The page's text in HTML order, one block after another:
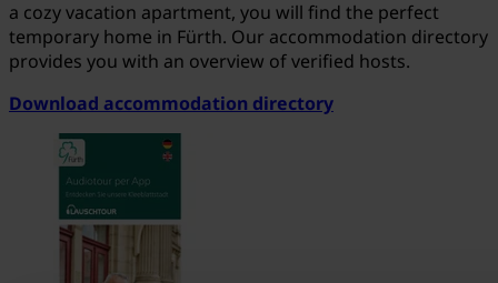
a cozy vacation apartment, you will find the perfect
temporary home in Fürth. Our accommodation directory
provides you with an overview of verified hosts.
Download accommodation directory